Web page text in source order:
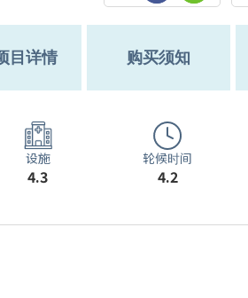
目详情 购买须知
设施
4.3
轮候时间
4.2